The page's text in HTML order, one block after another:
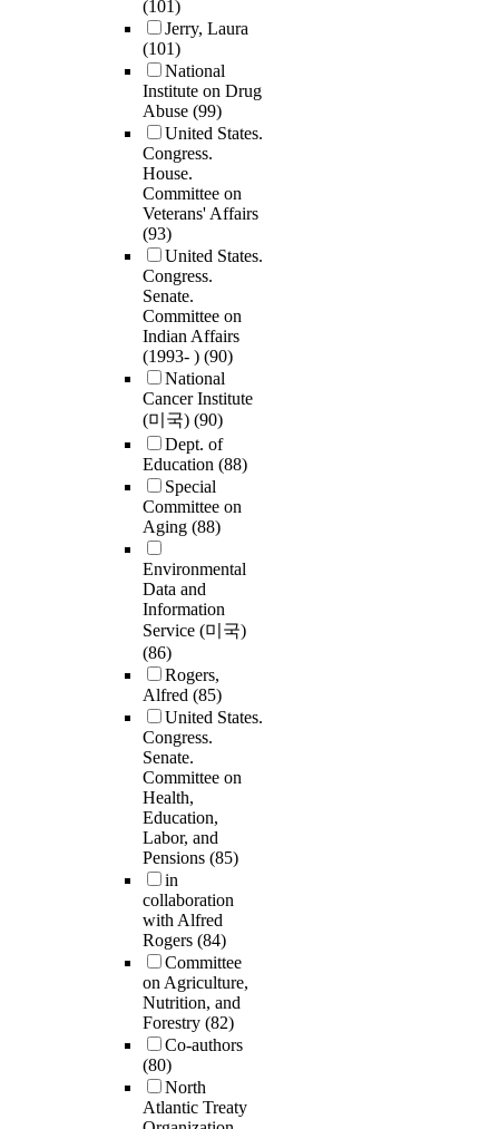
(101)
Jerry, Laura
(101)
National
Institute on Drug
Abuse (99)
United States.
Congress.
House.
Committee on
Veterans' Affairs
(93)
United States.
Congress.
Senate.
Committee on
Indian Affairs
(1993- ) (90)
National
Cancer Institute
(미국) (90)
Dept. of
Education (88)
Special
Committee on
Aging (88)
Environmental
Data and
Information
Service (미국)
(86)
Rogers,
Alfred (85)
United States.
Congress.
Senate.
Committee on
Health,
Education,
Labor, and
Pensions (85)
in
collaboration
with Alfred
Rogers (84)
Committee
on Agriculture,
Nutrition, and
Forestry (82)
Co-authors
(80)
North
Atlantic Treaty